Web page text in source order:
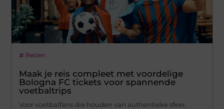
Reizen
Maak je reis compleet met voordelige
Bologna FC tickets voor spannende
voetbaltrips
Voor voetbalfans die houden van authentieke sfeer,